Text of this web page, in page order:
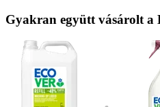
Gyakran együtt vásárolt a